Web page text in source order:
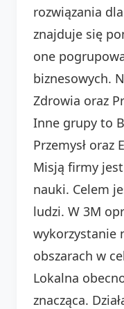
rozwiązania
znajduje się
one
biznesowych.
Zdrowia oraz
Inne grupy to
Przemysł oraz
Misją firmy
nauki. Celem
ludzi. W 3M
wykorzystanie
obszarach w
Lokalna
znacząca.